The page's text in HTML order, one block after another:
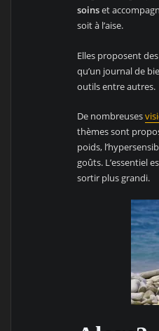
soinset
soit à l’aise.
Elles proposent
qu’un journal de
outils entre autres.
De nombreuses
thèmes sont
poids,
goûts. L’essentiel
sortir plus grandi.